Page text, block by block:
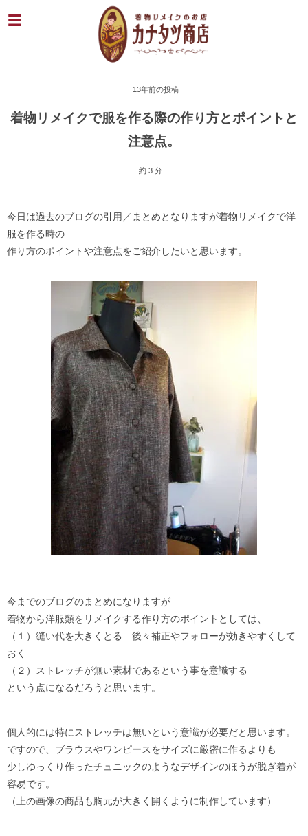
13年前の投稿
着物リメイクで服を作る際の作り方とポイントと
注意点。
約 3 分
今日は過去のブログの引用／まとめとなりますが着物リメイクで洋
服を作る時の
作り方のポイントや注意点をご紹介したいと思います。
今までのブログのまとめになりますが
着物から洋服類をリメイクする作り方のポイントとしては、
（１）縫い代を大きくとる…後々補正やフォローが効きやすくして
おく
（２）ストレッチが無い素材であるという事を意識する
という点になるだろうと思います。
個人的には特にストレッチは無いという意識が必要だと思います。
ですので、ブラウスやワンピースをサイズに厳密に作るよりも
少しゆっくり作ったチュニックのようなデザインのほうが脱ぎ着が
容易です。
（上の画像の商品も胸元が大きく開くように制作しています）